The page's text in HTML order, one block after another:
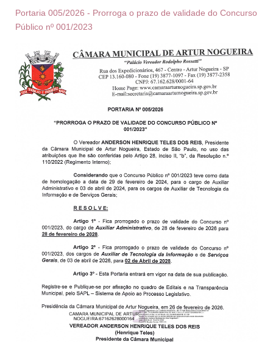
Portaria 005/2026 - Prorroga o prazo de validade do Concurso
Público nº 001/2023